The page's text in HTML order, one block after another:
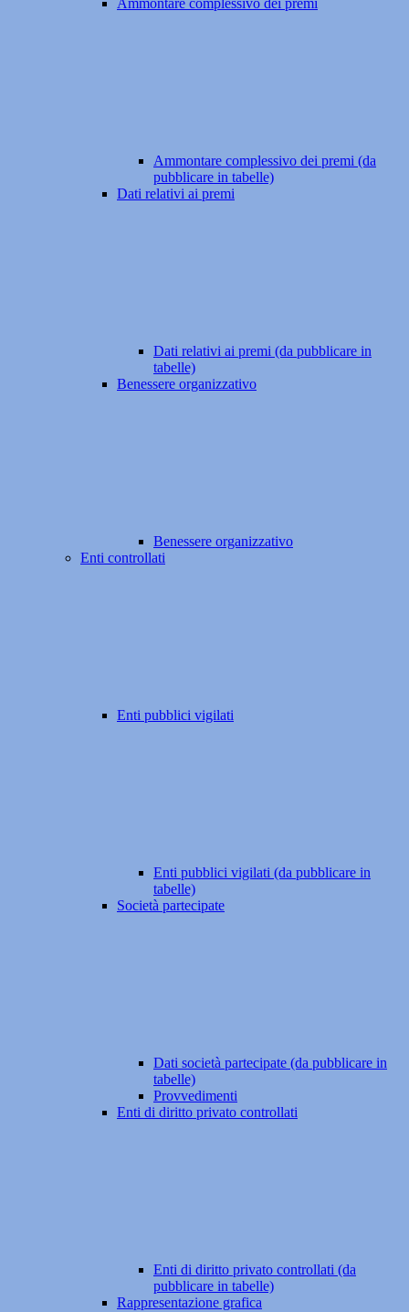
Ammontare complessivo dei premi
Ammontare complessivo dei premi (da
pubblicare in tabelle)
Dati relativi ai premi
Dati relativi ai premi (da pubblicare in
tabelle)
Benessere organizzativo
Benessere organizzativo
Enti controllati
Enti pubblici vigilati
Enti pubblici vigilati (da pubblicare in
tabelle)
Società partecipate
Dati società partecipate (da pubblicare in
tabelle)
Provvedimenti
Enti di diritto privato controllati
Enti di diritto privato controllati (da
pubblicare in tabelle)
Rappresentazione grafica